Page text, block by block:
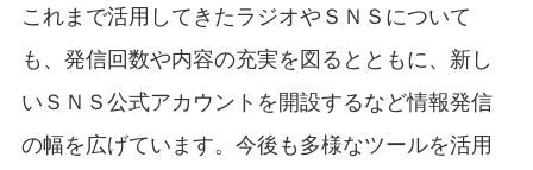
これまで活用してきたラジオやＳＮＳについて
も、発信回数や内容の充実を図るとともに、新し
いＳＮＳ公式アカウントを開設するなど情報発信
の幅を広げています。今後も多様なツールを活用